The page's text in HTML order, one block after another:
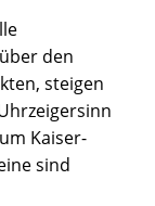
den
steigen
Kaiser-
sind